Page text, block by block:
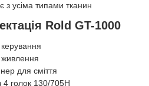
з усіма типами тканин
Rold GT-1000
живлення
для сміття
4 голок 130/705H